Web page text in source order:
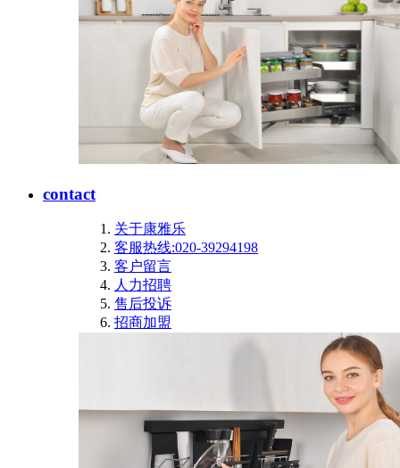
contact
关于康雅乐
客服热线:020-39294198
客户留言
人力招聘
售后投诉
招商加盟